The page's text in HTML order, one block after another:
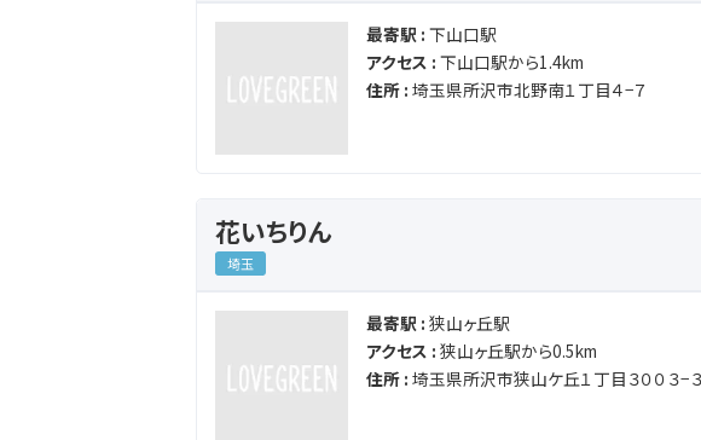
最寄駅 : 下山口駅
アクセス : 下山口駅から1.4km
住所 : 埼玉県所沢市北野南１丁目４−７
花いちりん
埼玉
最寄駅 : 狭山ヶ丘駅
アクセス : 狭山ヶ丘駅から0.5km
住所 : 埼玉県所沢市狭山ケ丘１丁目３００３−